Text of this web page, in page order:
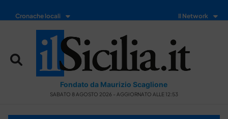
Cronache locali Il Network
Fondato da Maurizio Scaglione
SABATO 8 AGOSTO 2026 - AGGIORNATO ALLE 12:53